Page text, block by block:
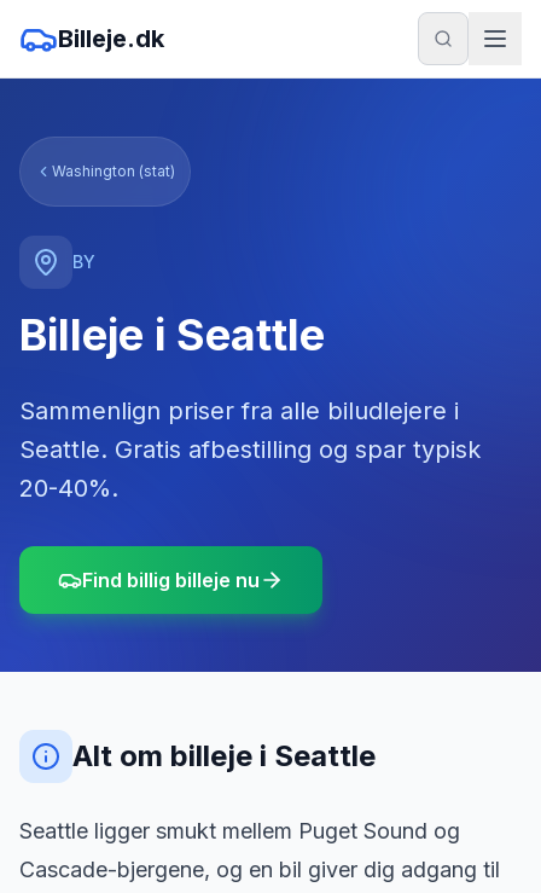
Billeje.dk
Washington (stat)
BY
Billeje i Seattle
Sammenlign priser fra alle biludlejere i
Seattle. Gratis afbestilling og spar typisk
20-40%.
Find billig billeje nu
Alt om billeje i Seattle
Seattle ligger smukt mellem Puget Sound og
Cascade-bjergene, og en bil giver dig adgang til